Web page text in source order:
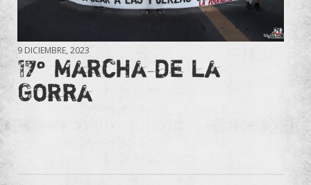
9 DICIEMBRE, 2023
17° Marcha de la
Gorra